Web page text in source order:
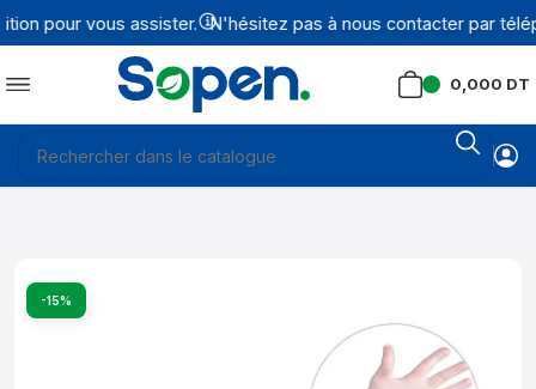
pour vous assister. N'hésitez pas à nous contacter par
0,000 DT
-15%